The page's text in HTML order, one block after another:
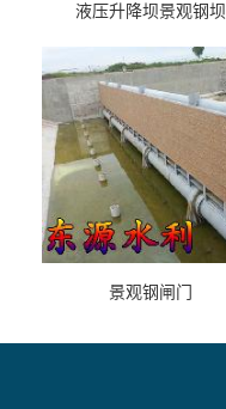
液压升降坝景观钢坝
景观钢闸门